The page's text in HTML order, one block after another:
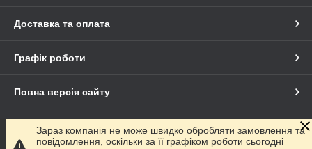
Доставка та оплата
Графік роботи
Повна версія сайту
Сайт створено на маркетплейсі Prom.ua
Зараз компанія не може швидко обробляти замовлення та
повідомлення, оскільки за її графіком роботи сьогодні